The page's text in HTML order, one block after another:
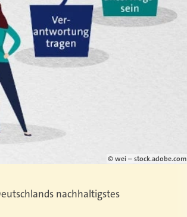
© wei – stock.adobe.com
nachhaltigstes